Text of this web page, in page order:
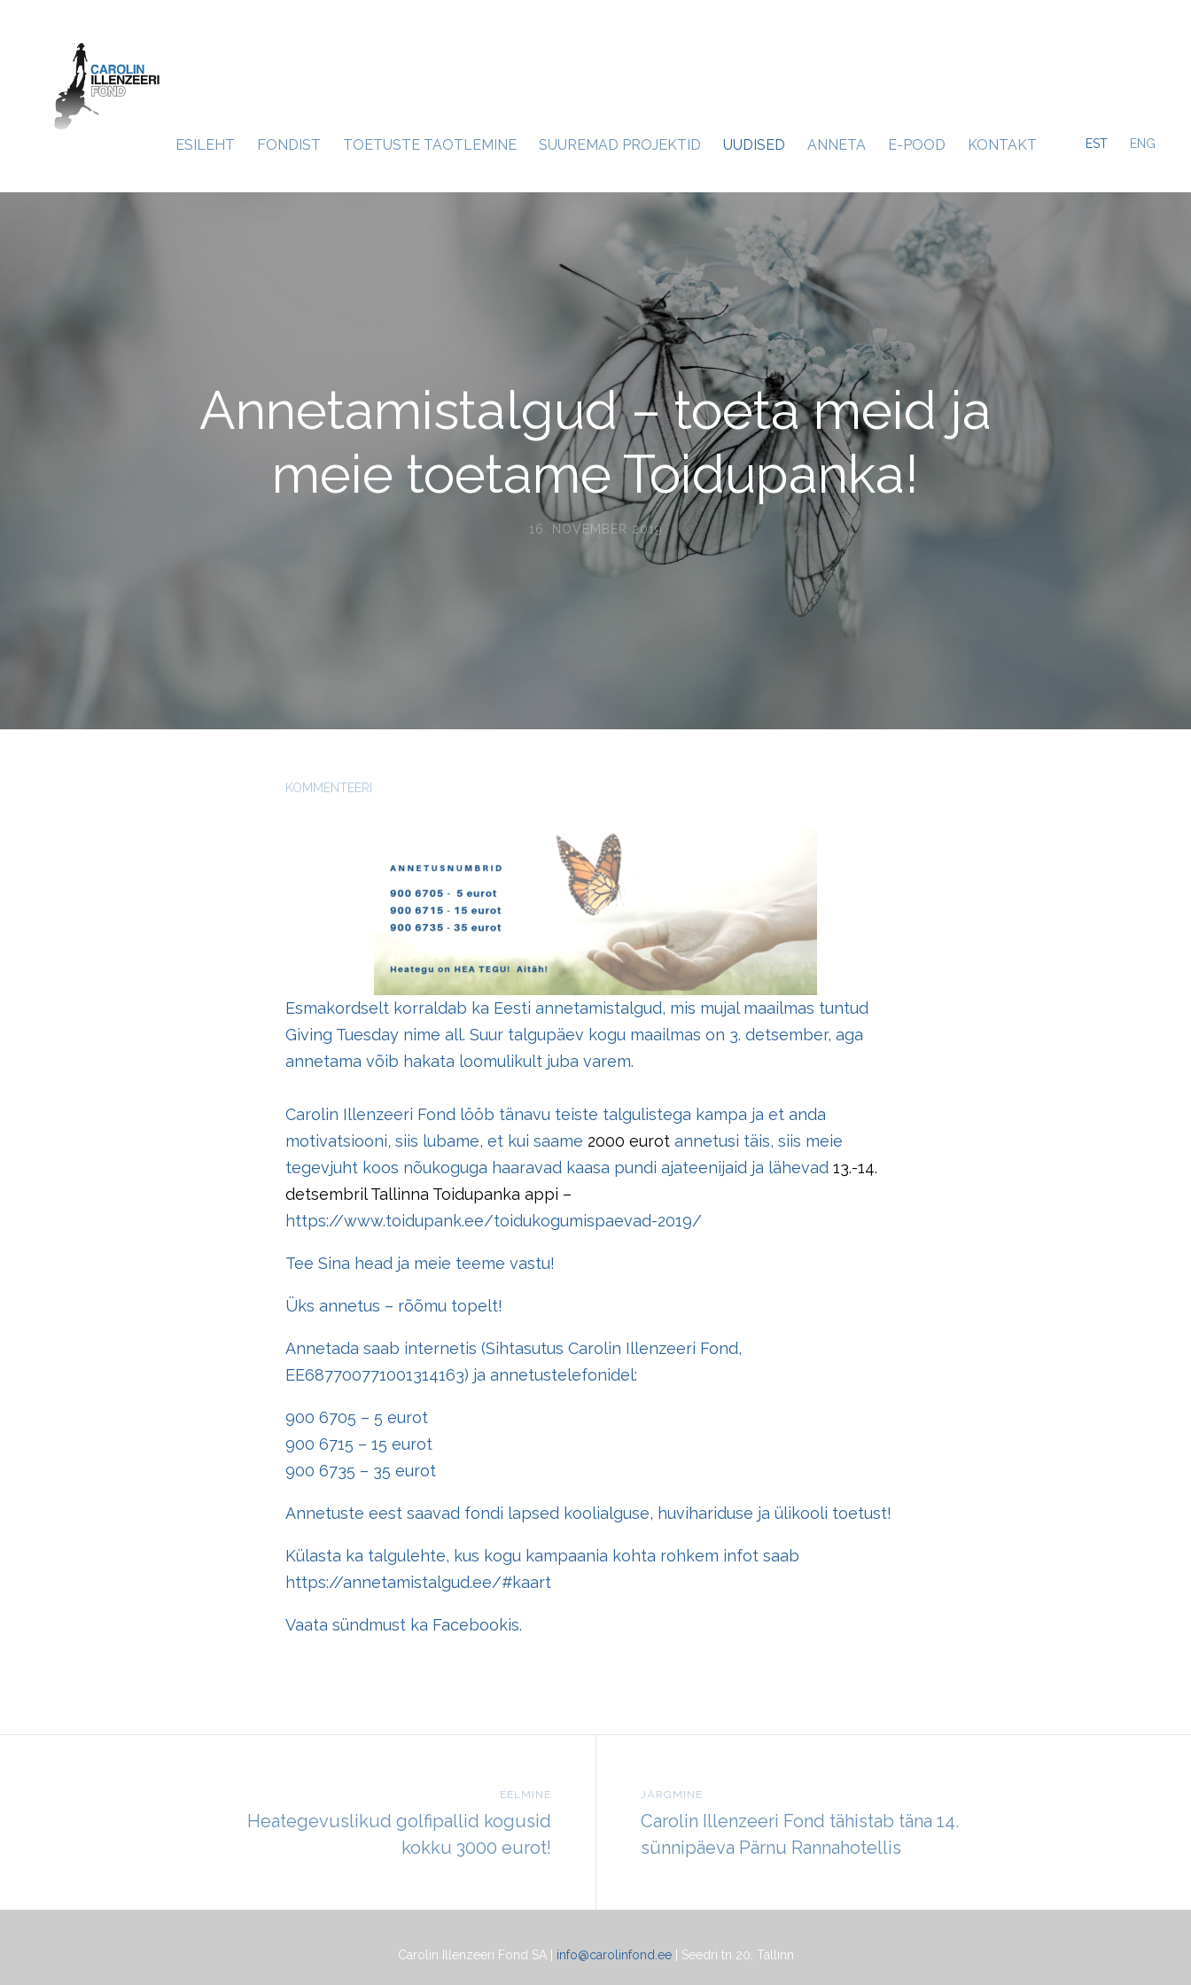
ESILEHT FONDIST TOETUSTE TAOTLEMINE SUUREMAD PROJEKTID UUDISED ANNETA E-POOD KONTAKT EST ENG
Annetamistalgud – toeta meid ja
meie toetame Toidupanka!
16. NOVEMBER 2019
KOMMENTEERI
Esmakordselt korraldab ka Eesti annetamistalgud, mis mujal maailmas tuntud
Giving Tuesday nime all. Suur talgupäev kogu maailmas on 3. detsember, aga
annetama võib hakata loomulikult juba varem.
Carolin Illenzeeri Fond lööb tänavu teiste talgulistega kampa ja et anda
motivatsiooni, siis lubame, et kui saame 2000 eurot annetusi täis, siis meie
tegevjuht koos nõukoguga haaravad kaasa pundi ajateenijaid ja lähevad 13.-14.
detsembril Tallinna Toidupanka appi –
https://www.toidupank.ee/toidukogumispaevad-2019/
Tee Sina head ja meie teeme vastu!
Üks annetus – rõõmu topelt!
Annetada saab internetis (Sihtasutus Carolin Illenzeeri Fond,
EE687700771001314163) ja annetustelefonidel:
900 6705 – 5 eurot
900 6715 – 15 eurot
900 6735 – 35 eurot
Annetuste eest saavad fondi lapsed koolialguse, huvihariduse ja ülikooli toetust!
Külasta ka talgulehte, kus kogu kampaania kohta rohkem infot saab
https://annetamistalgud.ee/#kaart
Vaata sündmust ka Facebookis.
EELMINE
Heategevuslikud golfipallid kogusid
kokku 3000 eurot!
JÄRGMINE
Carolin Illenzeeri Fond tähistab täna 14.
sünnipäeva Pärnu Rannahotellis
Carolin Illenzeeri Fond SA | info@carolinfond.ee| Seedri tn 20, Tallinn